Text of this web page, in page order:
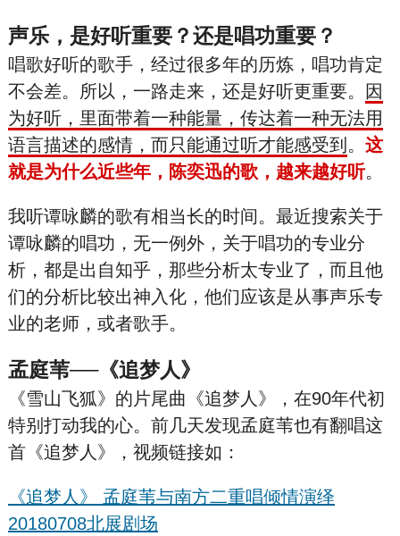
声乐，是好听重要？还是唱功重要？
唱歌好听的歌手，经过很多年的历炼，唱功肯定
不会差。所以，一路走来，还是好听更重要。
因
为好听，里面带着一种能量，传达着一种无法用
语言描述的感情，而只能通过听才能感受到 。 这
就是为什么近些年，陈奕迅的歌，越来越好听。
我听谭咏麟的歌有相当长的时间。最近搜索关于
谭咏麟的唱功，无一例外，关于唱功的专业分
析，都是出自知乎，那些分析太专业了，而且他
们的分析比较出神入化，他们应该是从事声乐专
业的老师，或者歌手。
孟庭苇──《追梦人》
《雪山飞狐》的片尾曲《追梦人》，在90年代初
特别打动我的心。前几天发现孟庭苇也有翻唱这
首《追梦人》，视频链接如：
《追梦人》 孟庭苇与南方二重唱倾情演绎
20180708北展剧场